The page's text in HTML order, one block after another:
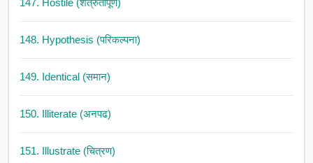
147. Hostile (शत्रुतापूर्ण)
148. Hypothesis (परिकल्पना)
149. Identical (समान)
150. Illiterate (अनपढ)
151. Illustrate (चित्रण)